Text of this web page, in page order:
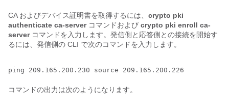
CA およびデバイス証明書を取得するには、 crypto pki
authenticate ca-server コマンドおよび crypto pki enroll ca-
server コマンドを入力します。発信側と応答側との接続を開始す
るには、発信側の CLI で次のコマンドを入力します。
コマンドの出力は次のようになります。